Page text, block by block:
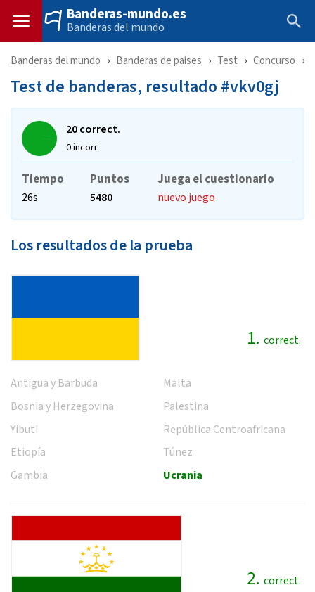
Banderas-mundo.es
Banderas del mundo
Banderas del mundo Banderas de países Test Concurso
Test de banderas, resultado #vkv0gj
20 correct.
0 incorr.
Tiempo
26s
Puntos
5480
Juega el cuestionario
nuevo juego
Los resultados de la prueba
1. correct.
Antigua y Barbuda
Bosnia y Herzegovina
Yibuti
Etiopía
Gambia
Malta
Palestina
República Centroafricana
Túnez
Ucrania
2. correct.